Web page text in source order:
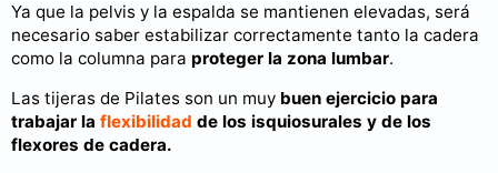
Ya que la pelvis y la espalda se mantienen elevadas, será
necesario saber estabilizar correctamente tanto la cadera
como la columna para proteger la zona lumbar.
Las tijeras de Pilates son un muy buen ejercicio para
trabajar la flexibilidad de los isquiosurales y de los
flexores de cadera.